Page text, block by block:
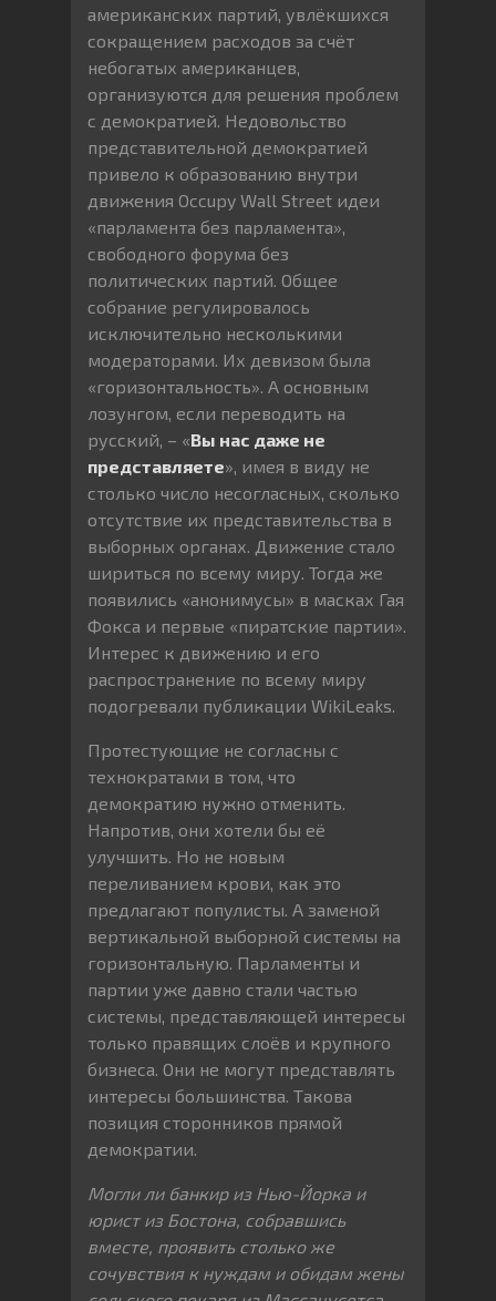
американских партий, увлёкшихся
сокращением расходов за счёт
небогатых американцев,
организуются для решения проблем
с демократией. Недовольство
представительной демократией
привело к образованию внутри
движения Occupy Wall Street идеи
«парламента без парламента»,
свободного форума без
политических партий. Общее
собрание регулировалось
исключительно несколькими
модераторами. Их девизом была
«горизонтальность». А основным
лозунгом, если переводить на
русский, – «Вы нас даже не
представляете», имея в виду не
столько число несогласных, сколько
отсутствие их представительства в
выборных органах. Движение стало
шириться по всему миру. Тогда же
появились «анонимусы» в масках Гая
Фокса и первые «пиратские партии».
Интерес к движению и его
распространение по всему миру
подогревали публикации WikiLeaks.
Протестующие не согласны с
технократами в том, что
демократию нужно отменить.
Напротив, они хотели бы её
улучшить. Но не новым
переливанием крови, как это
предлагают популисты. А заменой
вертикальной выборной системы на
горизонтальную. Парламенты и
партии уже давно стали частью
системы, представляющей интересы
только правящих слоёв и крупного
бизнеса. Они не могут представлять
интересы большинства. Такова
позиция сторонников прямой
демократии.
Могли ли банкир из Нью-Йорка и
юрист из Бостона, собравшись
вместе, проявить столько же
сочувствия к нуждам и обидам жены